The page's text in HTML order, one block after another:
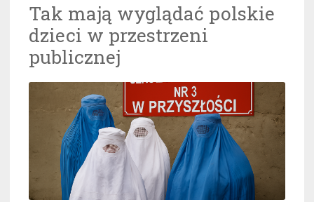
XXI
wieczna
ZŁA”
Tak mają wyglądać polskie
dzieci w przestrzeni
publicznej